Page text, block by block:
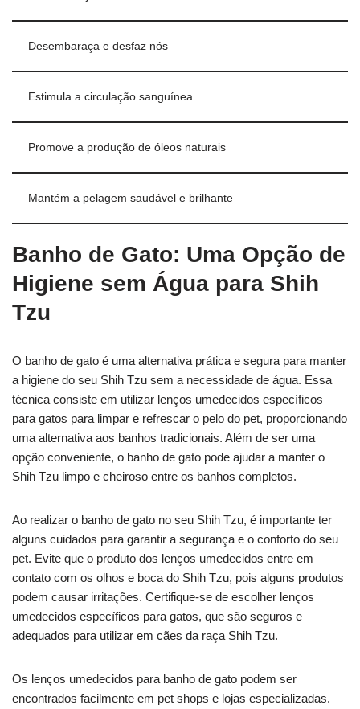
Desembaraça e desfaz nós
Estimula a circulação sanguínea
Promove a produção de óleos naturais
Mantém a pelagem saudável e brilhante
Banho de Gato: Uma Opção de
Higiene sem Água para Shih
Tzu
O banho de gato é uma alternativa prática e segura para manter
a higiene do seu Shih Tzu sem a necessidade de água. Essa
técnica consiste em utilizar lenços umedecidos específicos
para gatos para limpar e refrescar o pelo do pet, proporcionando
uma alternativa aos banhos tradicionais. Além de ser uma
opção conveniente, o banho de gato pode ajudar a manter o
Shih Tzu limpo e cheiroso entre os banhos completos.
Ao realizar o banho de gato no seu Shih Tzu, é importante ter
alguns cuidados para garantir a segurança e o conforto do seu
pet. Evite que o produto dos lenços umedecidos entre em
contato com os olhos e boca do Shih Tzu, pois alguns produtos
podem causar irritações. Certifique-se de escolher lenços
umedecidos específicos para gatos, que são seguros e
adequados para utilizar em cães da raça Shih Tzu.
Os lenços umedecidos para banho de gato podem ser
encontrados facilmente em pet shops e lojas especializadas.